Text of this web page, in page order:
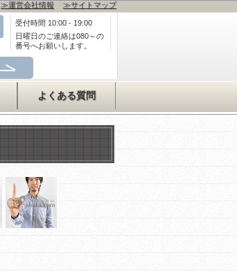
受付時間 10:00 - 19:00
日曜日のご連絡は080～の
番号へお願いします。
≫運営会社情報 ≫サイトマップ
よくある質問